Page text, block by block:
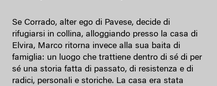
Se Corrado, alter ego di Pavese, decide di
rifugiarsi in collina, alloggiando presso la casa di
Elvira, Marco ritorna invece alla sua baita di
famiglia: un luogo che trattiene dentro di sé di per
sé una storia fatta di passato, di resistenza e di
radici, personali e storiche. La casa era stata